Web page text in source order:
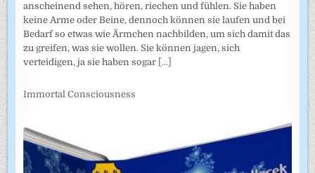
anscheinend sehen, hören, riechen und fühlen. Sie haben
keine Arme oder Beine, dennoch können sie laufen und bei
Bedarf so etwas wie Ärmchen nachbilden, um sich damit das
zu greifen, was sie wollen. Sie können jagen, sich
verteidigen, ja sie haben sogar [...]
Immortal Consciousness